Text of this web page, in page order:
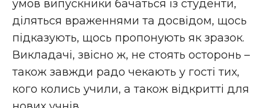
умов випускники бачаться із студенти,
діляться враженнями та досвідом, щось
підказують, щось пропонують як зразок.
Викладачі, звісно ж, не стоять осторонь –
також завжди радо чекають у гості тих,
кого колись учили, а також відкритті для